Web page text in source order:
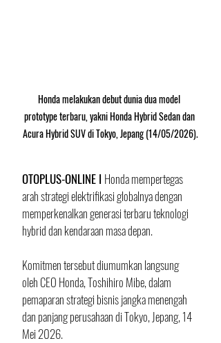
Honda melakukan debut dunia dua model
prototype terbaru, yakni Honda Hybrid Sedan dan
Acura Hybrid SUV di Tokyo, Jepang (14/05/2026).
OTOPLUS-ONLINE I Honda mempertegas
arah strategi elektrifikasi globalnya dengan
memperkenalkan generasi terbaru teknologi
hybrid dan kendaraan masa depan.
Komitmen tersebut diumumkan langsung
oleh CEO Honda, Toshihiro Mibe, dalam
pemaparan strategi bisnis jangka menengah
dan panjang perusahaan di Tokyo, Jepang, 14
Mei 2026.